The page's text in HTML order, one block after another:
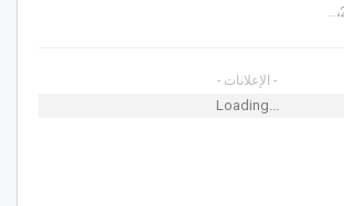
- الإعلانات -
Loading...